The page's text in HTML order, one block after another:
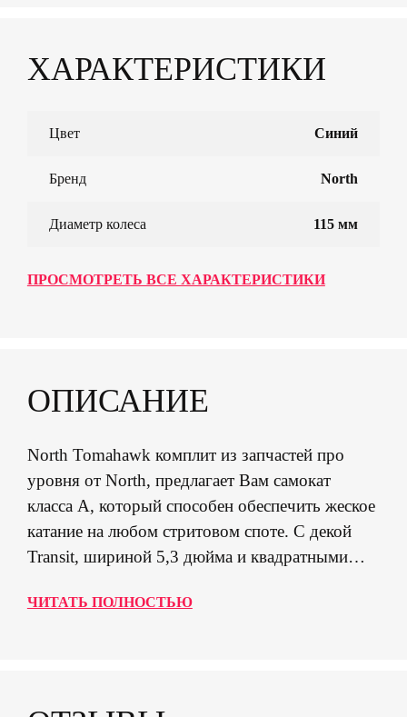
ХАРАКТЕРИСТИКИ
Цвет Синий
Бренд North
Диаметр колеса 115 мм
ПРОСМОТРЕТЬ ВСЕ ХАРАКТЕРИСТИКИ
ОПИСАНИЕ
North Tomahawk комплит из запчастей про
уровня от North, предлагает Вам самокат
класса A, который способен обеспечить жеское
катание на любом стритовом споте. С декой
Transit, шириной 5,3 дюйма и квадратными
широких комплитов, которые доступны на
конструкции и простоту обслуживания. Весь
ЧИТАТЬ ПОЛНОСТЬЮ